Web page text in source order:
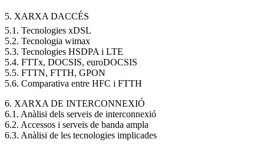
5. XARXA DACCÉS
5.1. Tecnologies xDSL
5.2. Tecnologia wimax
5.3. Tecnologies HSDPA i LTE
5.4. FTTx, DOCSIS, euroDOCSIS
5.5. FTTN, FTTH, GPON
5.6. Comparativa entre HFC i FTTH
6. XARXA DE INTERCONNEXIÓ
6.1. Anàlisi dels serveis de interconnexió
6.2. Accessos i serveis de banda ampla
6.3. Anàlisi de les tecnologies implicades